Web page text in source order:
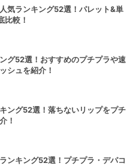
気ランキング52選！パレット&単
比較！
グ52選！おすすめのプチプラや速
シュを紹介！
ング52選！落ちないリップをプチ
！
ンキング52選！プチプラ・デパコ